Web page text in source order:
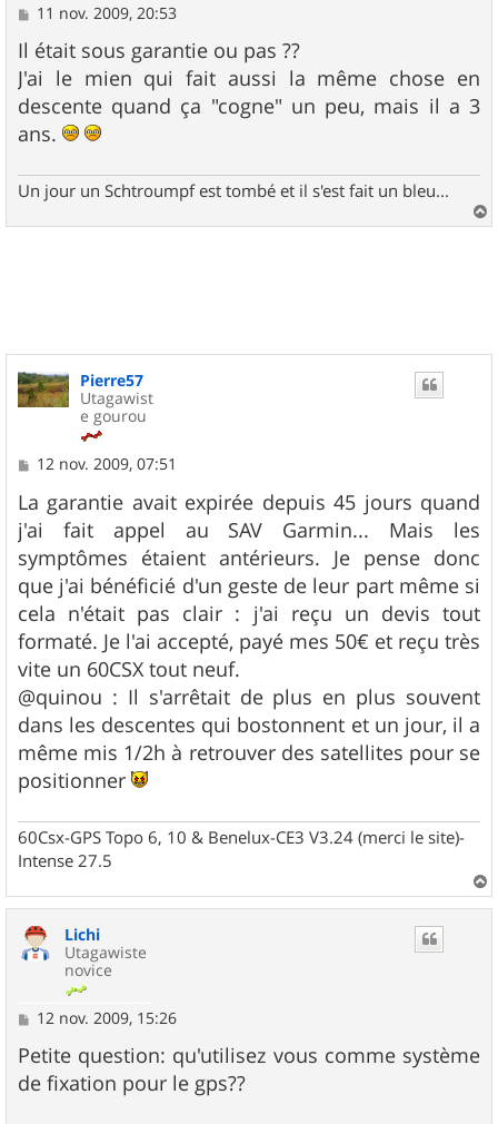
M
s
s
a
g
e
11 nov. 2009, 20:53
Il était sous garantie ou pas ??
J'ai le mien qui fait aussi la même chose en
descente quand ça "cogne" un peu, mais il a 3
ans.
Un jour un Schtroumpf est tombé et il s'est fait un bleu...
a
Pierre57
Utagawist
e gourou
M
s
s
a
g
e
12 nov. 2009, 07:51
La garantie avait expirée depuis 45 jours quand
j'ai fait appel au SAV Garmin... Mais les
symptômes étaient antérieurs. Je pense donc
que j'ai bénéficié d'un geste de leur part même si
cela n'était pas clair : j'ai reçu un devis tout
formaté. Je l'ai accepté, payé mes 50€ et reçu très
vite un 60CSX tout neuf.
@quinou : Il s'arrêtait de plus en plus souvent
dans les descentes qui bostonnent et un jour, il a
même mis 1/2h à retrouver des satellites pour se
positionner
60Csx-GPS Topo 6, 10 & Benelux-CE3 V3.24 (merci le site)-
Intense 27.5
a
Lichi
Utagawiste
novice
M
s
s
a
12 nov. 2009, 15:26
Petite question: qu'utilisez vous comme système
de fixation pour le gps??